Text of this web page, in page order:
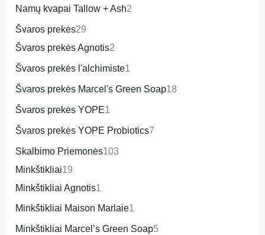
Namų kvapai Tallow + Ash2
Švaros prekės29
Švaros prekės Agnotis2
Švaros prekės l'alchimiste1
Švaros prekės Marcel's Green Soap18
Švaros prekės YOPE1
Švaros prekės YOPE Probiotics7
Skalbimo Priemonės103
Minkštikliai19
Minkštikliai Agnotis1
Minkštikliai Maison Marlaie1
Minkštikliai Marcel’s Green Soap5